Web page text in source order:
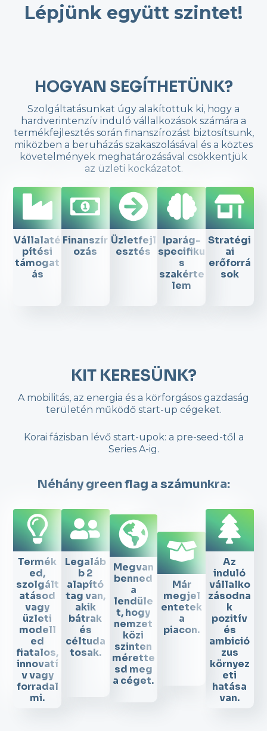
Lépjünk együtt szintet!
HOGYAN SEGÍTHETÜNK?
Szolgáltatásunkat úgy alakítottuk ki, hogy a
hardverintenzív induló vállalkozások számára a
termékfejlesztés során finanszírozást biztosítsunk,
miközben a beruházás szakaszolásával és a köztes
követelmények meghatározásával csökkentjük
az üzleti kockázatot.
Vállalaté
pítési
támogat
ás
Finanszír
ozás
Üzletfejl
esztés
Iparág-
specifiku
s
szakérte
lem
Stratégi
ai
erőforrá
sok
KIT KERESÜNK?
A mobilitás, az energia és a körforgásos gazdaság
területén működő start-up cégeket.
Korai fázisban lévő start-upok: a pre-seed-től a
Series A-ig.
Néhány green flag a számunkra:
Termék
ed,
szolgált
atásod
vagy
üzleti
modell
ed
fiatalos,
innovatí
v vagy
forradal
mi.
Legaláb
b 2
alapító
tag van,
akik
bátrak
és
céltuda
tosak.
Megvan
benned
a
lendüle
t, hogy
nemzet
közi
szinten
mérette
sd meg
a céget.
Már
megjel
entetek
a
piacon.
Az
induló
vállalko
zásodna
k
pozitív
és
ambició
zus
környez
eti
hatása
van.